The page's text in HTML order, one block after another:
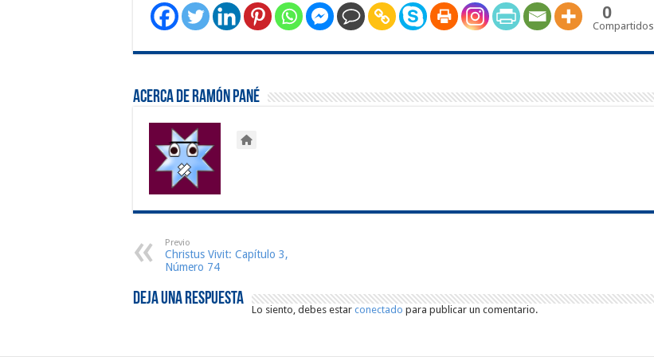
0
Compartidos
Acerca de Ramón Pané
Previo
Christus Vivit: Capítulo 3,
Número 74
Deja una respuesta
Lo siento, debes estar conectado para publicar un comentario.